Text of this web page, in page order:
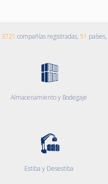
3721 compañías registradas, 51 países,
Almacenamiento y Bodegaje
Estiba y Desestiba